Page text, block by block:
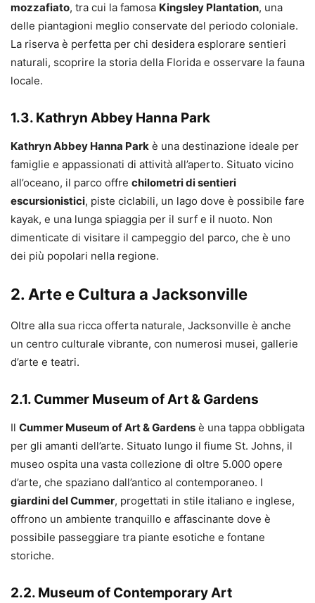
mozzafiato, tra cui la famosa Kingsley Plantation, una
delle piantagioni meglio conservate del periodo coloniale.
La riserva è perfetta per chi desidera esplorare sentieri
naturali, scoprire la storia della Florida e osservare la fauna
locale.
1.3. Kathryn Abbey Hanna Park
Kathryn Abbey Hanna Park è una destinazione ideale per
famiglie e appassionati di attività all’aperto. Situato vicino
all’oceano, il parco offre chilometri di sentieri
escursionistici, piste ciclabili, un lago dove è possibile fare
kayak, e una lunga spiaggia per il surf e il nuoto. Non
dimenticate di visitare il campeggio del parco, che è uno
dei più popolari nella regione.
2. Arte e Cultura a Jacksonville
Oltre alla sua ricca offerta naturale, Jacksonville è anche
un centro culturale vibrante, con numerosi musei, gallerie
d’arte e teatri.
2.1. Cummer Museum of Art & Gardens
Il Cummer Museum of Art & Gardens è una tappa obbligata
per gli amanti dell’arte. Situato lungo il fiume St. Johns, il
museo ospita una vasta collezione di oltre 5.000 opere
d’arte, che spaziano dall’antico al contemporaneo. I
giardini del Cummer, progettati in stile italiano e inglese,
offrono un ambiente tranquillo e affascinante dove è
possibile passeggiare tra piante esotiche e fontane
storiche.
2.2. Museum of Contemporary Art